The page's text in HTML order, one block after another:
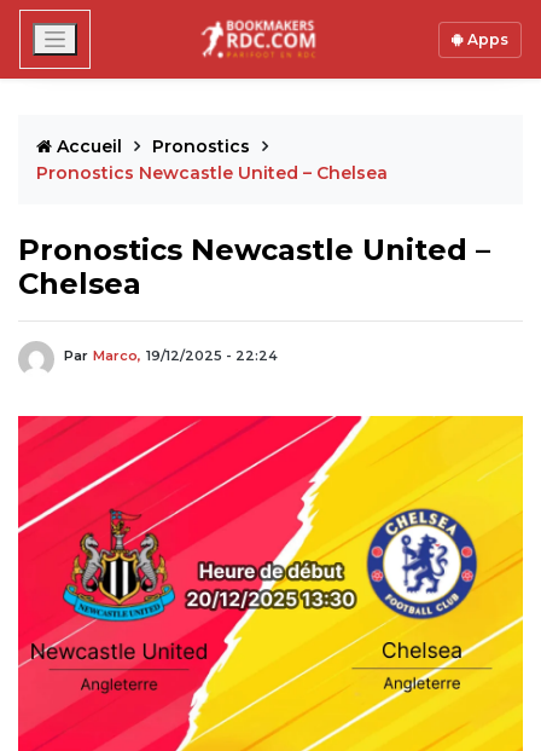
Apps
Accueil
Pronostics
Pronostics Newcastle United – Chelsea
Pronostics Newcastle United –
Chelsea
Par Marco, 19/12/2025 - 22:24